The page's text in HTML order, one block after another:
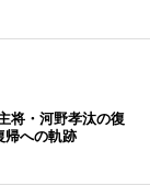
将・河野孝汰の復
への軌跡